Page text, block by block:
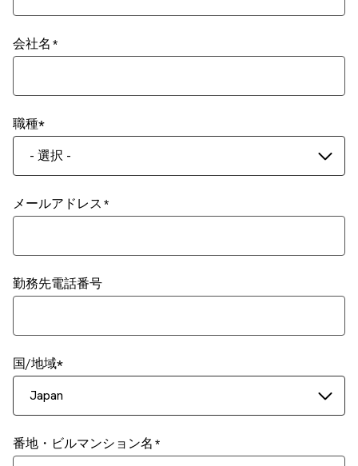
会社名
職種
- 選択 -
メールアドレス
勤務先電話番号
国/地域
Japan
番地・ビルマンション名